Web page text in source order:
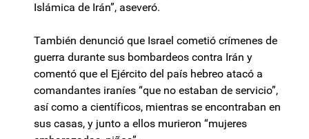
Islámica de Irán”, aseveró.
También denunció que Israel cometió crímenes de
guerra durante sus bombardeos contra Irán y
comentó que el Ejército del país hebreo atacó a
comandantes iraníes “que no estaban de servicio”,
así como a científicos, mientras se encontraban en
sus casas, y junto a ellos murieron “mujeres